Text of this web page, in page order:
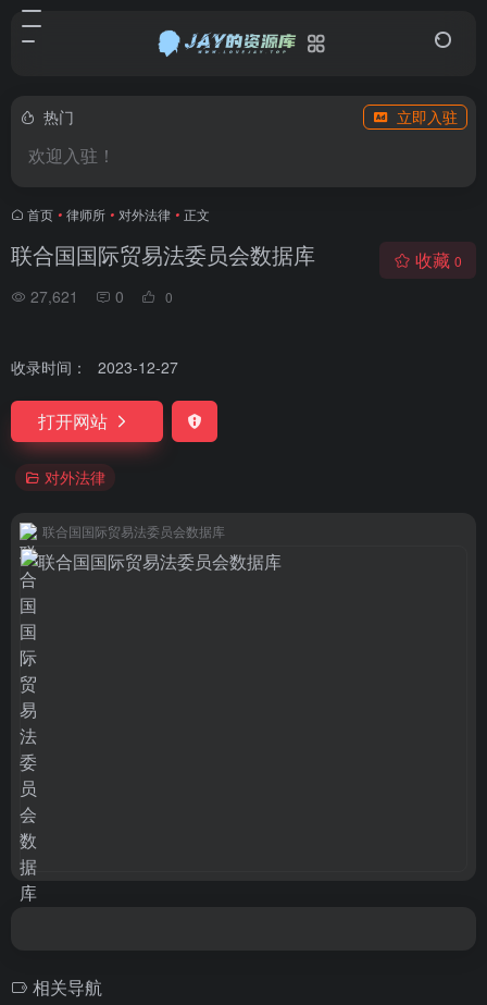
热门 立即入驻
欢迎入驻！
首页 • 律师所 • 对外法律 • 正文
联合国国际贸易法委员会数据库
27,621 0 0
收藏 0
收录时间： 2023-12-27
打开网站
对外法律
联合国国际贸易法委员会数据库
相关导航